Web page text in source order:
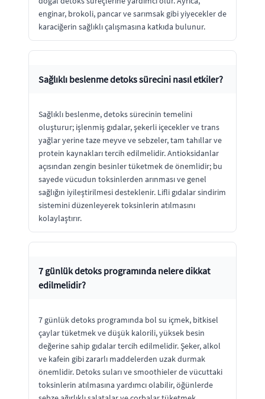
enginar, brokoli, pancar ve sarımsak gibi yiyecekler de
karaciğerin sağlıklı çalışmasına katkıda bulunur.
Sağlıklı beslenme detoks sürecini nasıl etkiler?
Sağlıklı beslenme, detoks sürecinin temelini
oluşturur; işlenmiş gıdalar, şekerli içecekler ve trans
yağlar yerine taze meyve ve sebzeler, tam tahıllar ve
protein kaynakları tercih edilmelidir. Antioksidanlar
açısından zengin besinler tüketmek de önemlidir; bu
sayede vücudun toksinlerden arınması ve genel
sağlığın iyileştirilmesi desteklenir. Lifli gıdalar sindirim
sistemini düzenleyerek toksinlerin atılmasını
kolaylaştırır.
7 günlük detoks programında nelere dikkat
edilmelidir?
7 günlük detoks programında bol su içmek, bitkisel
çaylar tüketmek ve düşük kalorili, yüksek besin
değerine sahip gıdalar tercih edilmelidir. Şeker, alkol
ve kafein gibi zararlı maddelerden uzak durmak
önemlidir. Detoks suları ve smoothieler de vücuttaki
toksinlerin atılmasına yardımcı olabilir, öğünlerde